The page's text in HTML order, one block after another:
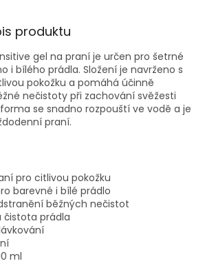
produktu
gel na praní je určen pro šetrné
i bílého prádla. Složení je navrženo s
pokožku a pomáhá účinně
nečistoty při zachování svěžesti
se snadno rozpouští ve vodě a je
praní.
pro citlivou pokožku
barevné i bílé prádlo
běžných nečistot
čistota prádla
ml